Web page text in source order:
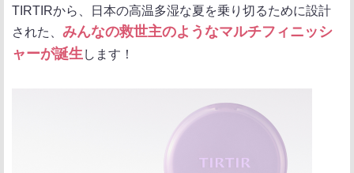
TIRTIRから、日本の高温多湿な夏を乗り切るために設計
された、 みんなの救世主のようなマルチフィニッシ
ャーが誕生します！